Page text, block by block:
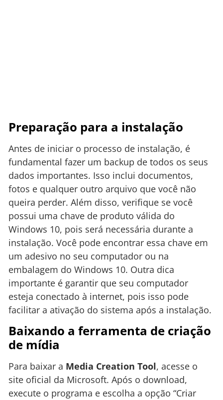
Preparação para a instalação
Antes de iniciar o processo de instalação, é
fundamental fazer um backup de todos os seus
dados importantes. Isso inclui documentos,
fotos e qualquer outro arquivo que você não
queira perder. Além disso, verifique se você
possui uma chave de produto válida do
Windows 10, pois será necessária durante a
instalação. Você pode encontrar essa chave em
um adesivo no seu computador ou na
embalagem do Windows 10. Outra dica
importante é garantir que seu computador
esteja conectado à internet, pois isso pode
facilitar a ativação do sistema após a instalação.
Baixando a ferramenta de criação
de mídia
Para baixar a Media Creation Tool, acesse o
site oficial da Microsoft. Após o download,
execute o programa e escolha a opção “Criar